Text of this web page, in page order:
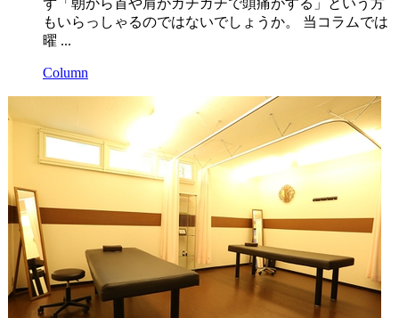
もいらっしゃるのではないでしょうか。 当コラムでは
曜 ...
Column